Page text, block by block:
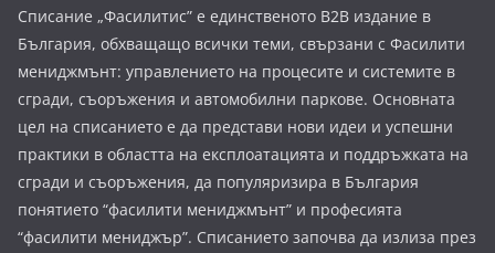
Списание „Фасилитис” е единственото B2B издание в
България, обхващащо всички теми, свързани с Фасилити
мениджмънт: управлението на процесите и системите в
сгради, съоръжения и автомобилни паркове. Основната
цел на списанието е да представи нови идеи и успешни
практики в областта на експлоатацията и поддръжката на
сгради и съоръжения, да популяризира в България
понятието “фасилити мениджмънт” и професията
“фасилити мениджър”. Списанието започва да излиза през